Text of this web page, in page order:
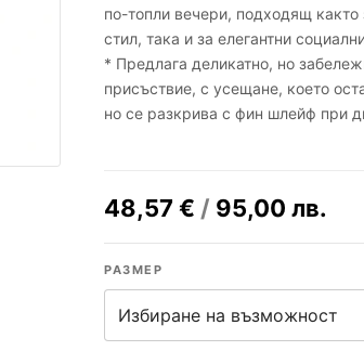
по-топли вечери, подходящ
стил, така и за елегантни
* Предлага деликатно, но
присъствие, с усещане, което
но се разкрива с фин шлейф при
48,57 € / 95,00 лв.
РАЗМЕР